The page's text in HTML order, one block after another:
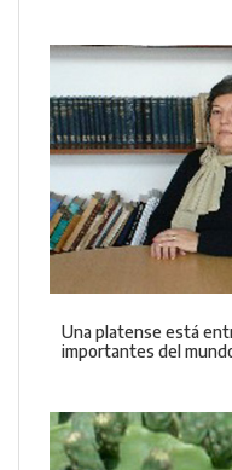
Una platense está
importantes del